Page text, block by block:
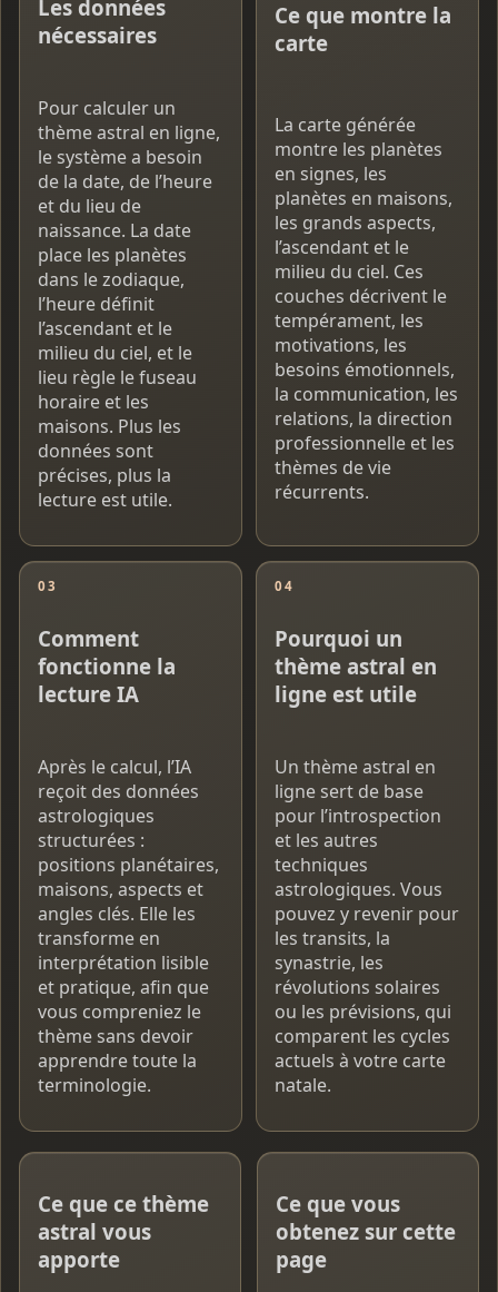
Les données
nécessaires
Pour calculer un
thème astral en ligne,
le système a besoin
de la date, de l’heure
et du lieu de
naissance. La date
place les planètes
dans le zodiaque,
l’heure définit
l’ascendant et le
milieu du ciel, et le
lieu règle le fuseau
horaire et les
maisons. Plus les
données sont
précises, plus la
lecture est utile.
Ce que montre la
carte
La carte générée
montre les planètes
en signes, les
planètes en maisons,
les grands aspects,
l’ascendant et le
milieu du ciel. Ces
couches décrivent le
tempérament, les
motivations, les
besoins émotionnels,
la communication, les
relations, la direction
professionnelle et les
thèmes de vie
récurrents.
03
Comment
fonctionne la
lecture IA
Après le calcul, l’IA
reçoit des données
astrologiques
structurées :
positions planétaires,
maisons, aspects et
angles clés. Elle les
transforme en
interprétation lisible
et pratique, afin que
vous compreniez le
thème sans devoir
apprendre toute la
terminologie.
04
Pourquoi un
thème astral en
ligne est utile
Un thème astral en
ligne sert de base
pour l’introspection
et les autres
techniques
astrologiques. Vous
pouvez y revenir pour
les transits, la
synastrie, les
révolutions solaires
ou les prévisions, qui
comparent les cycles
actuels à votre carte
natale.
Ce que ce thème
astral vous
apporte
Ce que vous
obtenez sur cette
page